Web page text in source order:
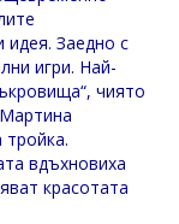
идея. Заедно с
игри. Най-
чиято
вдъхновиха
красотата